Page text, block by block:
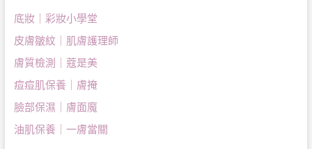
底妝｜彩妝小學堂
皮膚皺紋｜肌膚護理師
膚質檢測｜蔻是美
痘痘肌保養｜膚掩
臉部保濕｜膚面魔
油肌保養｜一膚當關